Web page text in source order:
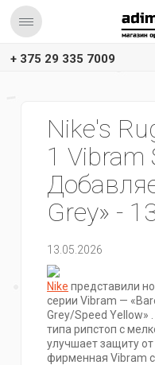
+ 375 29 335 7009
Nike's
1 Vibram
Grey» -
13.05.2026
Nike представили
серии Vibram —
Grey/Speed Yellow»
типа рипстоп с
улучшает защиту
фирменная Vibram